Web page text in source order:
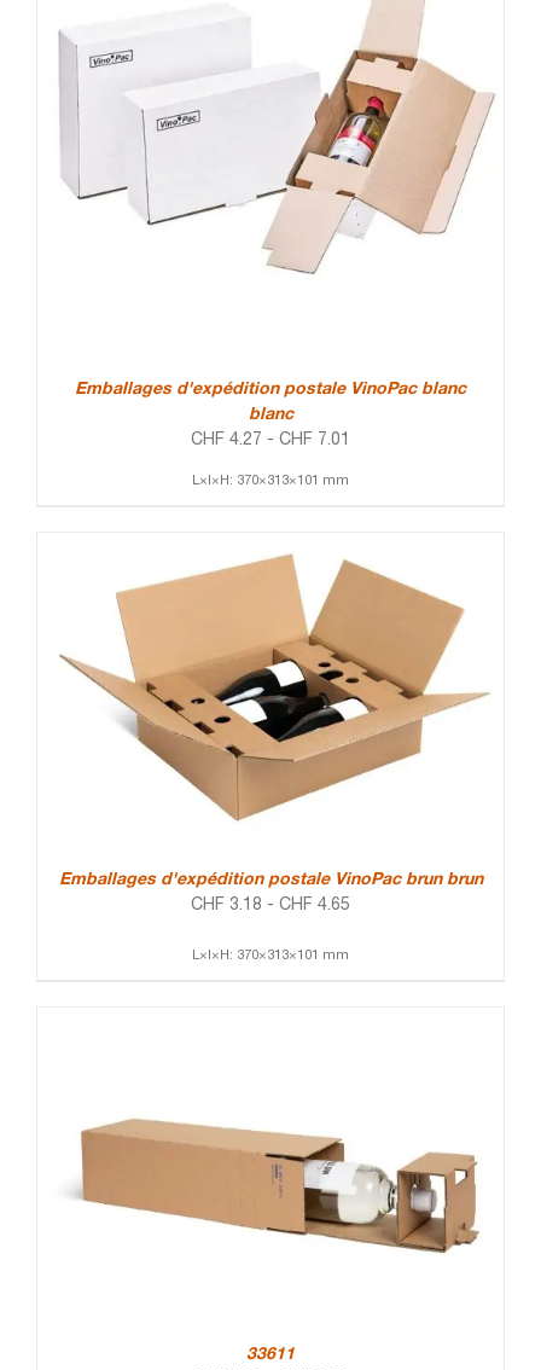
Emballages d'expédition postale VinoPac blanc
blanc
CHF 4.27 - CHF 7.01
L×l×H: 370×313×101 mm
Emballages d'expédition postale VinoPac brun brun
CHF 3.18 - CHF 4.65
L×l×H: 370×313×101 mm
33611